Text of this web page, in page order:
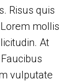
Risus quis
mollis
At
vulputate